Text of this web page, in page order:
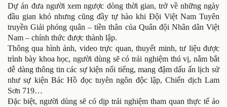
Dự án đưa người xem ngược dòng thời gian, trở về những ngày
đầu gian khó nhưng cũng đầy tự hào khi Đội Việt Nam Tuyên
truyền Giải phóng quân – tiền thân của Quân đội Nhân dân Việt
Nam – chính thức được thành lập.
Thông qua hình ảnh, video trực quan, thuyết minh, tư liệu được
trình bày khoa học, người dùng sẽ có trải nghiệm thú vị, nắm bắt
dễ dàng thông tin các sự kiện nổi tiếng, mang đậm dấu ấn lịch sử
như sự kiện Bác Hồ đọc tuyên ngôn độc lập, Chiến dịch Lam
Sơn 719…
Đặc biệt, người dùng sẽ có dịp trải nghiệm tham quan thực tế ảo